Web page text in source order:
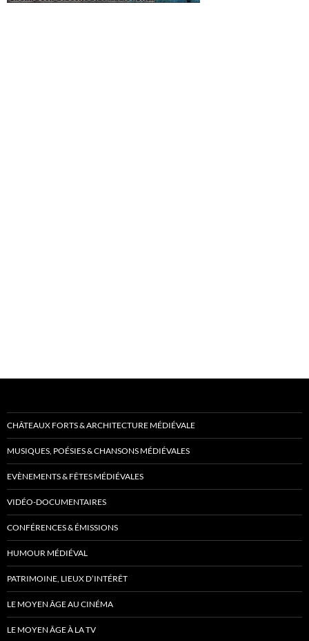
CHÂTEAUX FORTS & ARCHITECTURE MÉDIÉVALE
MUSIQUES, POÉSIES & CHANSONS MÉDIÉVALES
EVÈNEMENTS & FÊTES MÉDIÉVALES
VIDÉO-DOCUMENTAIRES
CONFÉRENCES & ÉMISSIONS
HUMOUR MÉDIÉVAL
PATRIMOINE, LIEUX D’INTÉRÊT
LE MOYEN ÂGE AU CINÉMA
LE MOYEN ÂGE À LA TV